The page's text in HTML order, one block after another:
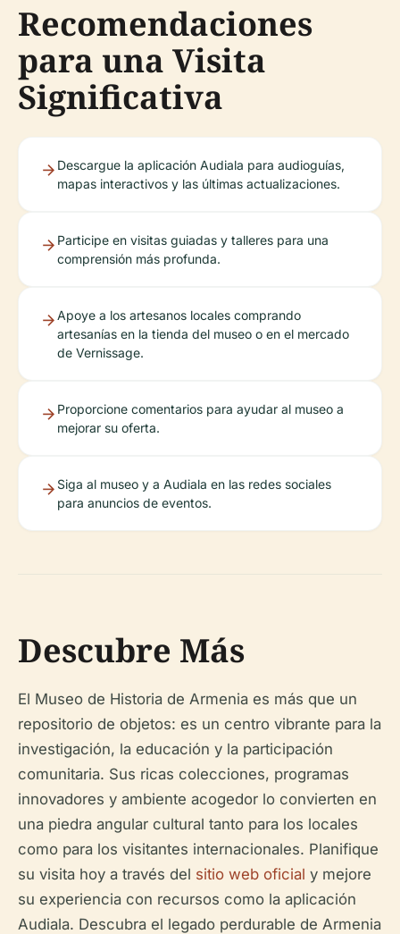
Recomendaciones
para una Visita
Significativa
Descargue la aplicación Audiala para audioguías,
mapas interactivos y las últimas actualizaciones.
Participe en visitas guiadas y talleres para una
comprensión más profunda.
Apoye a los artesanos locales comprando
artesanías en la tienda del museo o en el mercado
de Vernissage.
Proporcione comentarios para ayudar al museo a
mejorar su oferta.
Siga al museo y a Audiala en las redes sociales
para anuncios de eventos.
Descubre Más
El Museo de Historia de Armenia es más que un
repositorio de objetos: es un centro vibrante para la
investigación, la educación y la participación
comunitaria. Sus ricas colecciones, programas
innovadores y ambiente acogedor lo convierten en
una piedra angular cultural tanto para los locales
como para los visitantes internacionales. Planifique
su visita hoy a través del sitio web oficial y mejore
su experiencia con recursos como la aplicación
Audiala. Descubra el legado perdurable de Armenia